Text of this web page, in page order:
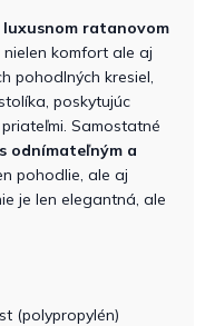
luxusnom ratanovom
komfort ale aj
pohodlných kresiel,
poskytujúc
Samostatné
s odnímateľným a
pohodlie, ale aj
je len elegantná, ale
(polypropylén)